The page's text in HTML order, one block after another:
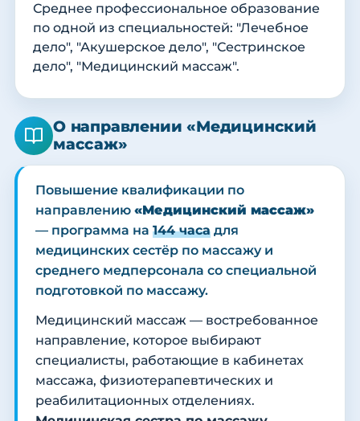
Среднее профессиональное образование
по одной из специальностей: "Лечебное
дело", "Акушерское дело", "Сестринское
дело", "Медицинский массаж".
О направлении «Медицинский
массаж»
Повышение квалификации по
направлению «Медицинский массаж»
— программа на 144 часа для
медицинских сестёр по массажу и
среднего медперсонала со специальной
подготовкой по массажу.
Медицинский массаж — востребованное
направление, которое выбирают
специалисты, работающие в кабинетах
массажа, физиотерапевтических и
реабилитационных отделениях.